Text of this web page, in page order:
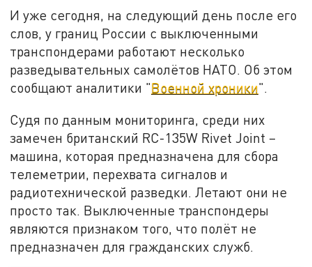
И уже сегодня, на следующий день после его
слов, у границ России с выключенными
транспондерами работают несколько
разведывательных самолётов НАТО. Об этом
сообщают аналитики "Военной хроники".
Судя по данным мониторинга, среди них
замечен британский RC-135W Rivet Joint –
машина, которая предназначена для сбора
телеметрии, перехвата сигналов и
радиотехнической разведки. Летают они не
просто так. Выключенные транспондеры
являются признаком того, что полёт не
предназначен для гражданских служб.